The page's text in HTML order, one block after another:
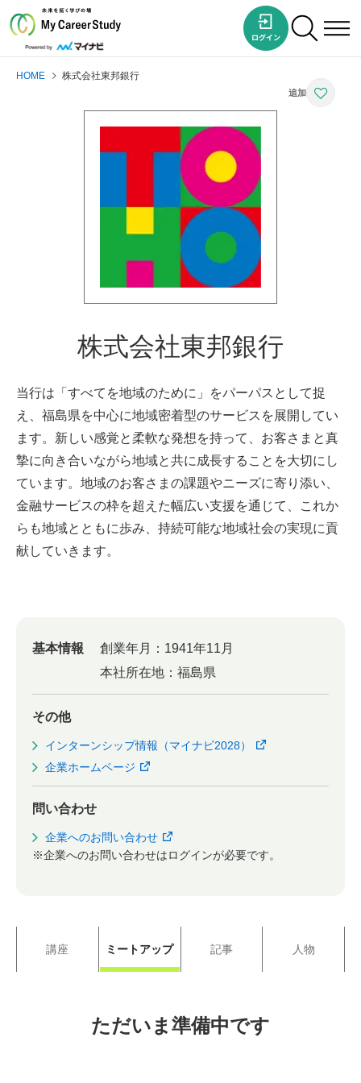
HOME 株式会社東邦銀行
株式会社東邦銀行
当行は「すべてを地域のために」をパーパスとして捉
え、福島県を中心に地域密着型のサービスを展開してい
ます。新しい感覚と柔軟な発想を持って、お客さまと真
摯に向き合いながら地域と共に成長することを大切にし
ています。地域のお客さまの課題やニーズに寄り添い、
金融サービスの枠を超えた幅広い支援を通じて、これか
らも地域とともに歩み、持続可能な地域社会の実現に貢
献していきます。
基本情報 創業年月： 1941年11月
本社所在地： 福島県
その他
インターンシップ情報（マイナビ2028）
企業ホームページ
問い合わせ
企業へのお問い合わせ
※企業へのお問い合わせはログインが必要です。
講座 ミートアップ 記事 人物
ただいま準備中です